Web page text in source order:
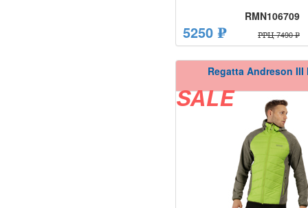
RMN106709
5250 ₽ РРЦ 7490 ₽
Regatta Andreson III
SALE